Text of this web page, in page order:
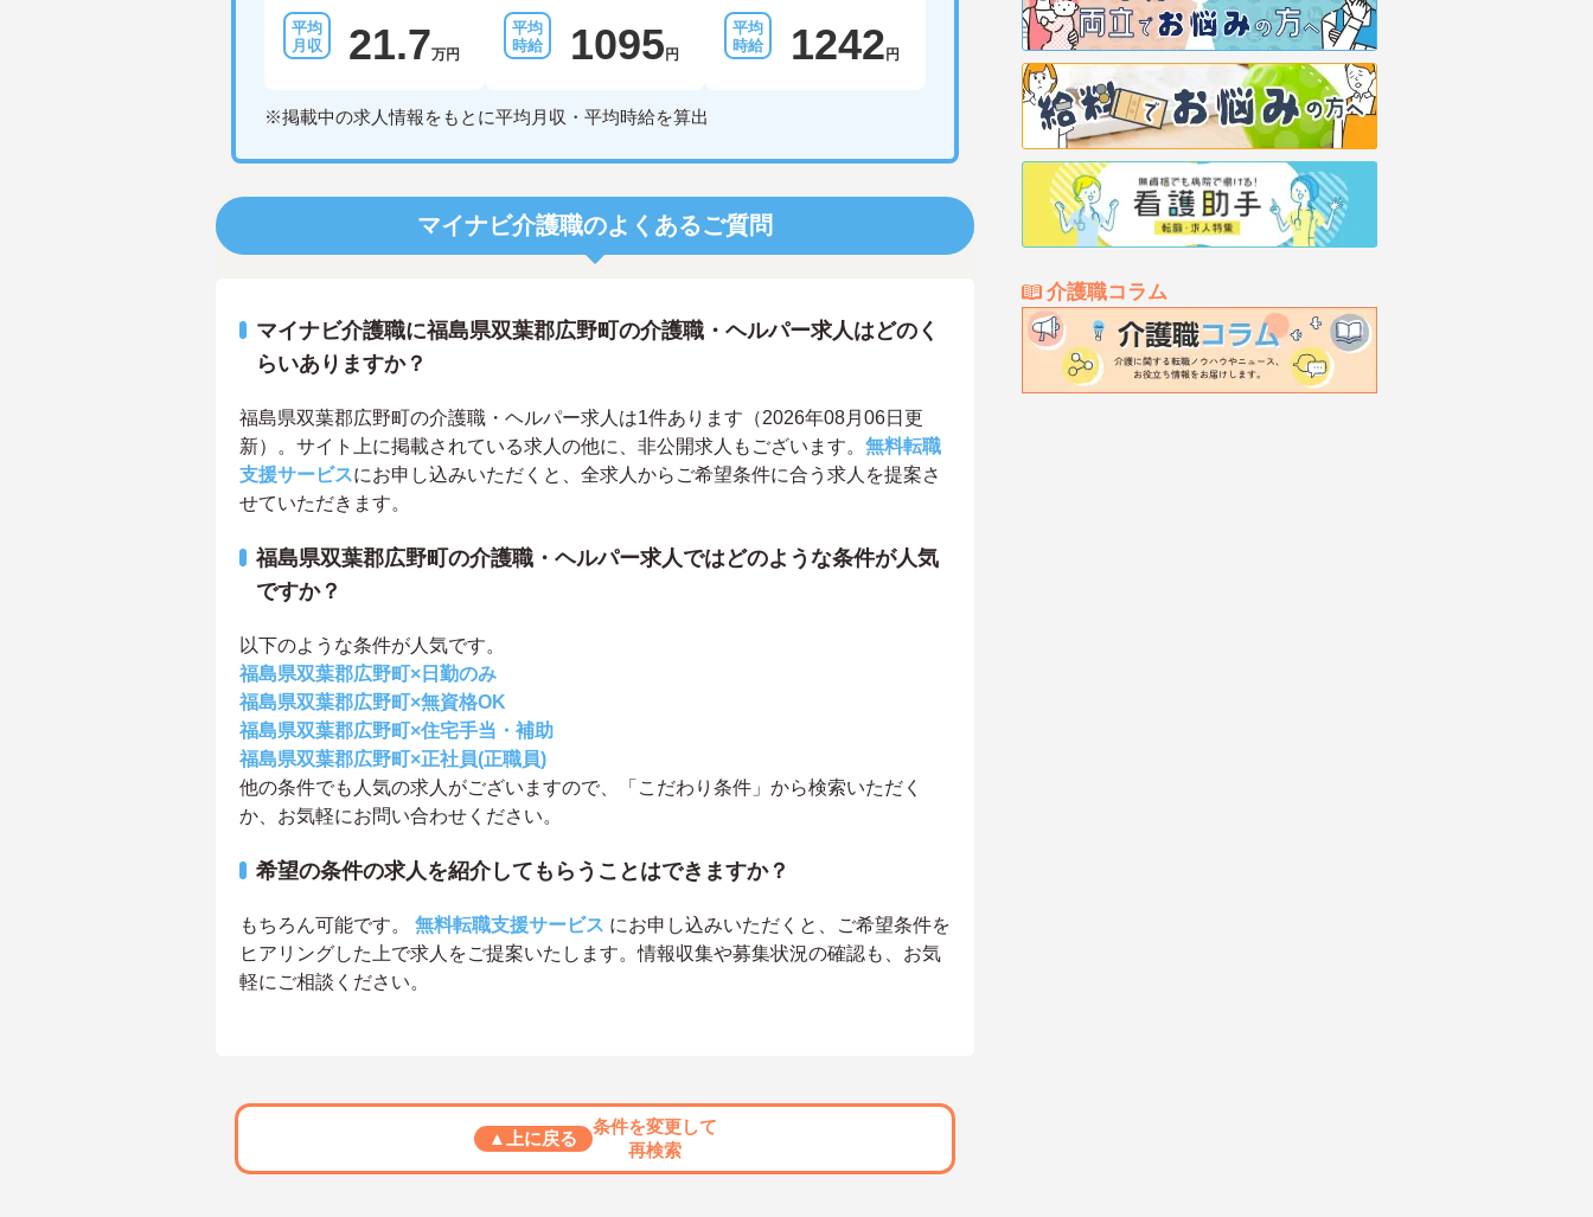
介護職コラム
21.7万円 1095 円 1242 円
※掲載中の求人情報をもとに平均月収・平均時給を算出
マイナビ介護職のよくあるご質問
マイナビ介護職に福島県双葉郡広野町の介護職・ヘルパー求人はどのく
らいありますか？
福島県双葉郡広野町の介護職・ヘルパー求人は1件あります（2026年08月06日更
新）。サイト上に掲載されている求人の他に、非公開求人もございます。 無料転職
支援サービスにお申し込みいただくと、全求人からご希望条件に合う求人を提案さ
せていただきます。
福島県双葉郡広野町の介護職・ヘルパー求人ではどのような条件が人気
ですか？
以下のような条件が人気です。
福島県双葉郡広野町×日勤のみ
福島県双葉郡広野町×無資格OK
福島県双葉郡広野町×住宅手当・補助
福島県双葉郡広野町×正社員(正職員)
他の条件でも人気の求人がございますので、「こだわり条件」から検索いただく
か、お気軽にお問い合わせください。
希望の条件の求人を紹介してもらうことはできますか？
もちろん可能です。 無料転職支援サービス にお申し込みいただくと、ご希望条件を
ヒアリングした上で求人をご提案いたします。情報収集や募集状況の確認も、お気
軽にご相談ください。
▲上に戻る
条件を変更して
再検索